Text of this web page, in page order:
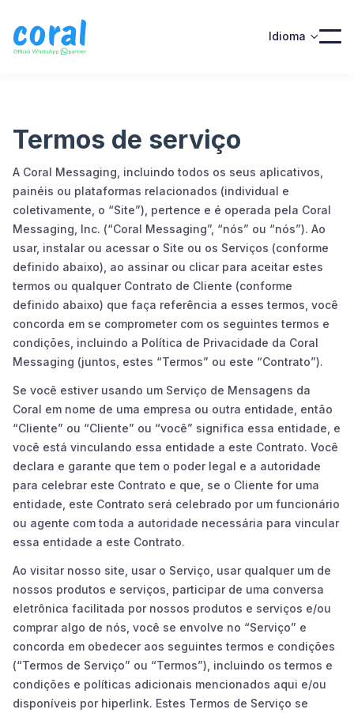
Idioma 
Termos de serviço
A Coral Messaging, incluindo todos os seus aplicativos,
painéis ou plataformas relacionados (individual e
coletivamente, o “Site”), pertence e é operada pela Coral
Messaging, Inc. (“Coral Messaging”, “nós” ou “nós”). Ao
usar, instalar ou acessar o Site ou os Serviços (conforme
definido abaixo), ao assinar ou clicar para aceitar estes
termos ou qualquer Contrato de Cliente (conforme
definido abaixo) que faça referência a esses termos, você
concorda em se comprometer com os seguintes termos e
condições, incluindo a Política de Privacidade da Coral
Messaging (juntos, estes “Termos” ou este “Contrato”).
Se você estiver usando um Serviço de Mensagens da
Coral em nome de uma empresa ou outra entidade, então
“Cliente” ou “Cliente” ou “você” significa essa entidade, e
você está vinculando essa entidade a este Contrato. Você
declara e garante que tem o poder legal e a autoridade
para celebrar este Contrato e que, se o Cliente for uma
entidade, este Contrato será celebrado por um funcionário
ou agente com toda a autoridade necessária para vincular
essa entidade a este Contrato.
Ao visitar nosso site, usar o Serviço, usar qualquer um de
nossos produtos e serviços, participar de uma conversa
eletrônica facilitada por nossos produtos e serviços e/ou
comprar algo de nós, você se envolve no “Serviço” e
concorda em obedecer aos seguintes termos e condições
(“Termos de Serviço” ou “Termos”), incluindo os termos e
condições e políticas adicionais mencionados aqui e/ou
disponíveis por hiperlink. Estes Termos de Serviço se